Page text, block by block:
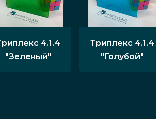
4.1.4
"Зеленый"
Триплекс 4.1.4
"Голубой"